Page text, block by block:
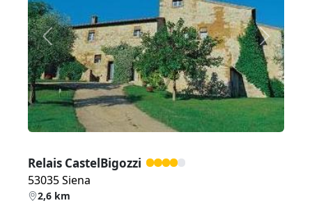
Zurück Weiter
Relais CastelBigozzi
53035 Siena
2,6 km